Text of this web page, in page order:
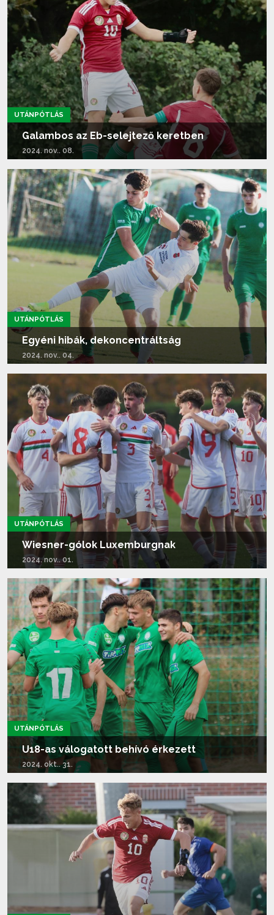
UTÁNPÓTLÁS
Galambos az Eb-selejtező keretben
2024. nov.. 08.
Tovább olvasom...
UTÁNPÓTLÁS
Egyéni hibák, dekoncentráltság
2024. nov.. 04.
Tovább olvasom...
UTÁNPÓTLÁS
Wiesner-gólok Luxemburgnak
2024. nov.. 01.
Tovább olvasom...
UTÁNPÓTLÁS
U18-as válogatott behívó érkezett
2024. okt.. 31.
Tovább olvasom...